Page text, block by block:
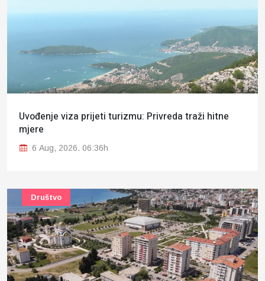
Uvođenje viza prijeti turizmu: Privreda traži hitne
mjere
6 Aug, 2026. 06:36h
Društvo